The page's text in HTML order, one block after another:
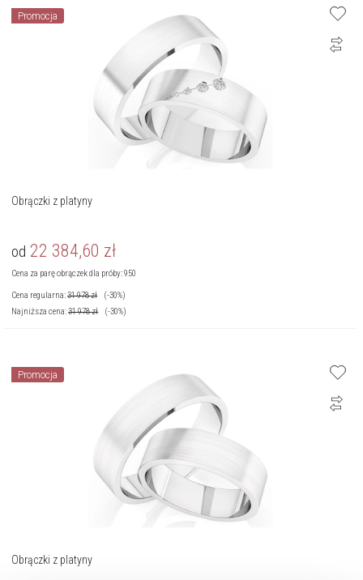
Promocja
Obrączki z platyny
od 22 384,60 zł
Cena za parę obrączek dla próby: 950
Cena regularna:31 978zł
(-30%)
Najniższa cena:31 978zł (-30%)
Promocja
Obrączki z platyny